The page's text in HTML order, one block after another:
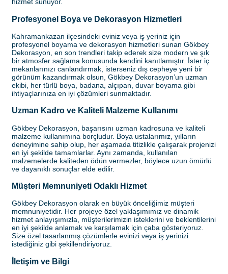
Profesyonel Boya ve Dekorasyon Hizmetleri
Kahramankazan ilçesindeki eviniz veya iş yeriniz için
profesyonel boyama ve dekorasyon hizmetleri sunan Gökbey
Dekorasyon, en son trendleri takip ederek size modern ve şık
bir atmosfer sağlama konusunda kendini kanıtlamıştır. İster iç
mekanlarınızı canlandırmak, isterseniz dış cepheye yeni bir
görünüm kazandırmak olsun, Gökbey Dekorasyon’un uzman
ekibi, her türlü boya, badana, alçıpan, duvar boyama gibi
ihtiyaçlarınıza en iyi çözümleri sunmaktadır.
Uzman Kadro ve Kaliteli Malzeme Kullanımı
Gökbey Dekorasyon, başarısını uzman kadrosuna ve kaliteli
malzeme kullanımına borçludur. Boya ustalarımız, yılların
deneyimine sahip olup, her aşamada titizlikle çalışarak projenizi
en iyi şekilde tamamlarlar. Aynı zamanda, kullanılan
malzemelerde kaliteden ödün vermezler, böylece uzun ömürlü
ve dayanıklı sonuçlar elde edilir.
Müşteri Memnuniyeti Odaklı Hizmet
Gökbey Dekorasyon olarak en büyük önceliğimiz müşteri
memnuniyetidir. Her projeye özel yaklaşımımız ve dinamik
hizmet anlayışımızla, müşterilerimizin isteklerini ve beklentilerini
en iyi şekilde anlamak ve karşılamak için çaba gösteriyoruz.
Size özel tasarlanmış çözümlerle evinizi veya iş yerinizi
istediğiniz gibi şekillendiriyoruz.
İletişim ve Bilgi